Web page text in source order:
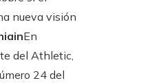
nueva visión
En
del Athletic,
24 del